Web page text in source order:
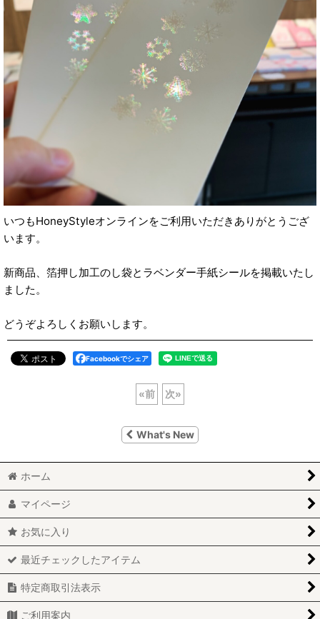
いつもHoneyStyleオンラインをご利用いただきありがとうござ
います。
新商品、箔押し加工のし袋とラベンダー手紙シールを掲載いたし
ました。
どうぞよろしくお願いします。
Facebookでシェア
«前 次»
What's New
ホーム
マイページ
お気に入り
最近チェックしたアイテム
特定商取引法表示
ご利用案内